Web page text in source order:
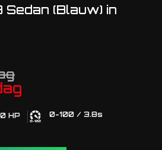
Sedan (Blauw) in
HP 0-100 / 3.8s